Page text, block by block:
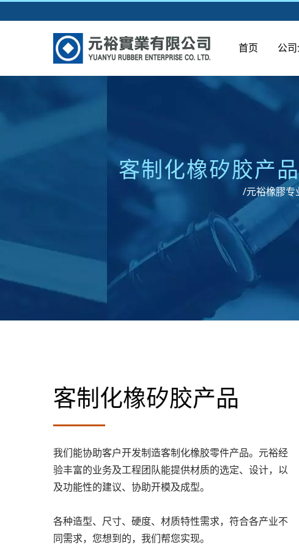
首页 公
客制化橡矽胶产
/元裕橡膠专
客制化橡矽胶产品
我们能协助客户开发制造客制化橡胶零件产品。元裕经
验丰富的业务及工程团队能提供材质的选定、设计，以
及功能性的建议、协助开模及成型。
各种造型、尺寸、硬度、材质特性需求，符合各产业不
同需求，您想到的，我们帮您实现。